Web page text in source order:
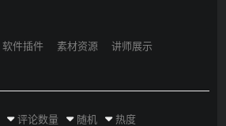
软件插件 素材资源 讲师展示
评论数量 随机 热度